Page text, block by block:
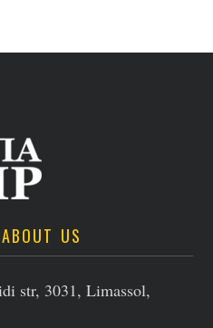
ABOUT US
str, 3031, Limassol,